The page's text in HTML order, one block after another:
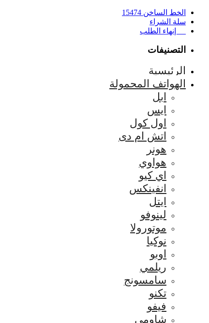
الخط الساخن 15474
سلة الشراء
إنهاء الطلب
التصنيفات
الرئيسية
الهواتف المحمولة
ابل
ايس
اول كول
اتش ام دى
هونر
هواوي
اي كيو
انفينكس
ايتل
لينوفو
موتورولا
نوكيا
اوبو
ريلمي
سامسونج
تكنو
فيفو
شاومي